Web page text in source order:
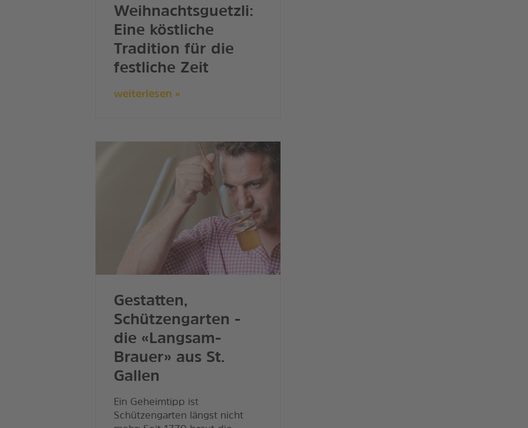
Weihnachtsguetzli:
Eine köstliche
Tradition für die
festliche Zeit
weiterlesen »
Gestatten,
Schützengarten -
die «Langsam-
Brauer» aus St.
Gallen
Ein Geheimtipp ist
Schützengarten längst nicht